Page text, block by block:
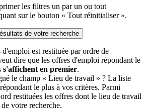
les filtres un par un ou tout
sur le bouton « Tout réinitialiser ».
de votre recherche
est restituée par ordre de
dire que les offres d'emploi répondant le
s'affichent en premier.
le champ « Lieu de travail » ? La liste
le plus à vos critères. Parmi
restituées les offres dont le lieu de travail
votre recherche.